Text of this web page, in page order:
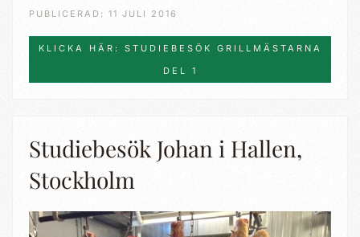
PUBLICERAD: 11 JULI 2016
KLICKA HÄR: STUDIEBESÖK GRILLMÄSTARNA
DEL 1
Studiebesök Johan i Hallen,
Stockholm